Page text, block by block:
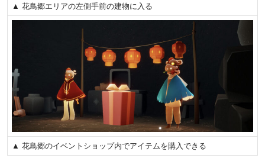
▲ 花鳥郷エリアの左側手前の建物に入る
▲ 花鳥郷のイベントショップ内でアイテムを購入できる